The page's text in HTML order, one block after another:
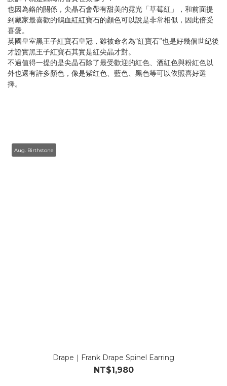
也因為鉻的關係，尖晶石會帶有甜美的霓光「草莓紅」，和前面提
到藏家最喜歡的鴿血紅紅寶石的顏色可以說是非常相似，因此倍受
喜愛。
英國皇室黑王子紅寶石皇冠，雖被命名為“紅寶石”也是好幾個世紀後
才證實黑王子紅寶石其實是紅尖晶才對。
不過值得一提的是尖晶石除了最受歡迎的紅色、酒紅色與粉紅色以
外也還有許多顏色，像是紫红色、藍色、黑色等可以依照喜好選
擇。
Aug. Birthstone
Drape｜Frank Drape Spinel Earring
NT$1,980